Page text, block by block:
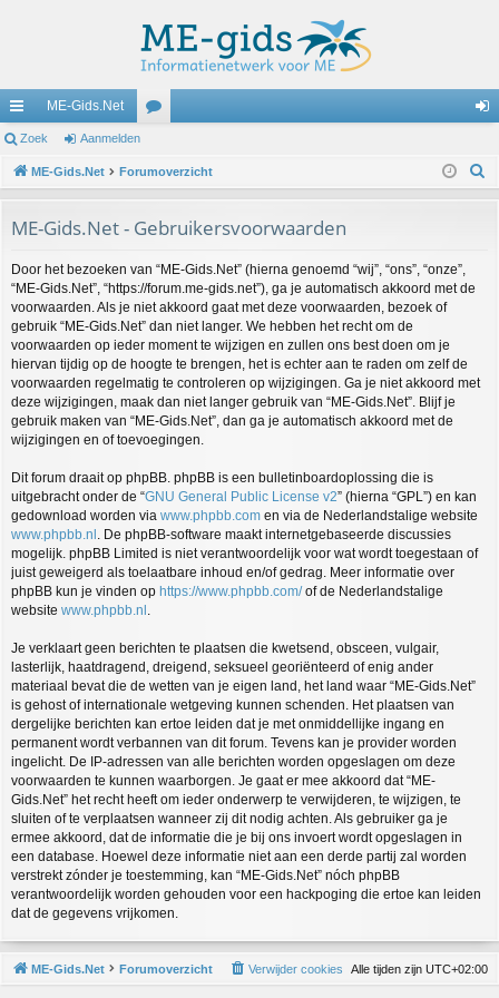
ne
lle
ks
ME-Gids.Net
u
s
m
Zoek Aanmelden
ME-Gids.Net Forumoverzicht
ME-Gids.Net - Gebruikersvoorwaarden
Door het bezoeken van “ME-Gids.Net” (hierna genoemd “wij”, “ons”, “onze”,
“ME-Gids.Net”, “https://forum.me-gids.net”), ga je automatisch akkoord met de
voorwaarden. Als je niet akkoord gaat met deze voorwaarden, bezoek of
gebruik “ME-Gids.Net” dan niet langer. We hebben het recht om de
voorwaarden op ieder moment te wijzigen en zullen ons best doen om je
hiervan tijdig op de hoogte te brengen, het is echter aan te raden om zelf de
voorwaarden regelmatig te controleren op wijzigingen. Ga je niet akkoord met
deze wijzigingen, maak dan niet langer gebruik van “ME-Gids.Net”. Blijf je
gebruik maken van “ME-Gids.Net”, dan ga je automatisch akkoord met de
wijzigingen en of toevoegingen.
Dit forum draait op phpBB. phpBB is een bulletinboardoplossing die is
uitgebracht onder de “GNU General Public License v2” (hierna “GPL”) en kan
gedownload worden via www.phpbb.com en via de Nederlandstalige website
www.phpbb.nl . De phpBB-software maakt internetgebaseerde discussies
mogelijk. phpBB Limited is niet verantwoordelijk voor wat wordt toegestaan of
juist geweigerd als toelaatbare inhoud en/of gedrag. Meer informatie over
phpBB kun je vinden op https://www.phpbb.com/of de Nederlandstalige
website www.phpbb.nl
Je verklaart geen berichten te plaatsen die kwetsend, obsceen, vulgair,
lasterlijk, haatdragend, dreigend, seksueel georiënteerd of enig ander
materiaal bevat die de wetten van je eigen land, het land waar “ME-Gids.Net”
is gehost of internationale wetgeving kunnen schenden. Het plaatsen van
dergelijke berichten kan ertoe leiden dat je met onmiddellijke ingang en
permanent wordt verbannen van dit forum. Tevens kan je provider worden
ingelicht. De IP-adressen van alle berichten worden opgeslagen om deze
voorwaarden te kunnen waarborgen. Je gaat er mee akkoord dat “ME-
Gids.Net” het recht heeft om ieder onderwerp te verwijderen, te wijzigen, te
sluiten of te verplaatsen wanneer zij dit nodig achten. Als gebruiker ga je
ermee akkoord, dat de informatie die je bij ons invoert wordt opgeslagen in
een database. Hoewel deze informatie niet aan een derde partij zal worden
verstrekt zónder je toestemming, kan “ME-Gids.Net” nóch phpBB
verantwoordelijk worden gehouden voor een hackpoging die ertoe kan leiden
dat de gegevens vrijkomen.
ME-Gids.Net Forumoverzicht Alle tijden zijn UTC+02:00
Verwijder cookies